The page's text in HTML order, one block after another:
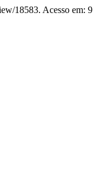
18583. Acesso em: 9